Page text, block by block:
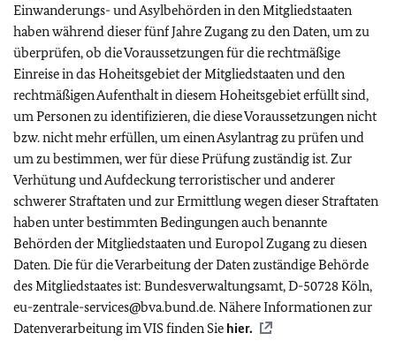
Einwanderungs- und Asylbehörden in den Mitgliedstaaten
haben während dieser fünf Jahre Zugang zu den Daten, um zu
überprüfen, ob die Voraussetzungen für die rechtmäßige
Einreise in das Hoheitsgebiet der Mitgliedstaaten und den
rechtmäßigen Aufenthalt in diesem Hoheitsgebiet erfüllt sind,
um Personen zu identifizieren, die diese Voraussetzungen nicht
bzw. nicht mehr erfüllen, um einen Asylantrag zu prüfen und
um zu bestimmen, wer für diese Prüfung zuständig ist. Zur
Verhütung und Aufdeckung terroristischer und anderer
schwerer Straftaten und zur Ermittlung wegen dieser Straftaten
haben unter bestimmten Bedingungen auch benannte
Behörden der Mitgliedstaaten und Europol Zugang zu diesen
Daten. Die für die Verarbeitung der Daten zuständige Behörde
des Mitgliedstaates ist: Bundesverwaltungsamt, D-50728 Köln,
eu-zentrale-services@bva.bund.de. Nähere Informationen zur
Datenverarbeitung im VIS finden Sie hier.